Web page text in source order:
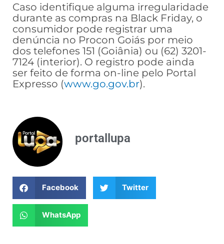
Caso identifique alguma irregularidade
durante as compras na Black Friday, o
consumidor pode registrar uma
denúncia no Procon Goiás por meio
dos telefones 151 (Goiânia) ou (62) 3201-
7124 (interior). O registro pode ainda
ser feito de forma on-line pelo Portal
Expresso (www.go.gov.br).
portallupa
Facebook Twitter
WhatsApp